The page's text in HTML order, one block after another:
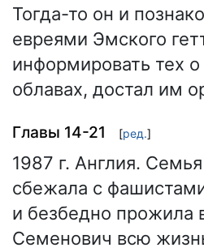
Тогда-то он и
евреями Эмского
информировать тех
облавах, достал им
Главы 14-21 [ред.]
1987 г. Англия.
сбежала с
и безбедно прожила
Семенович всю